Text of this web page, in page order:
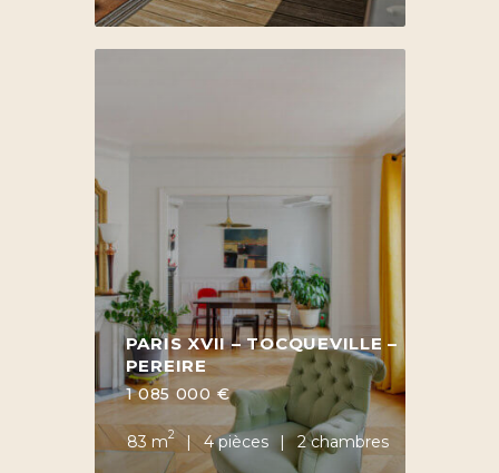
PARIS XVII – TOCQUEVILLE –
PEREIRE
1 085 000 €
83 m2 4 pièces 2 chambres